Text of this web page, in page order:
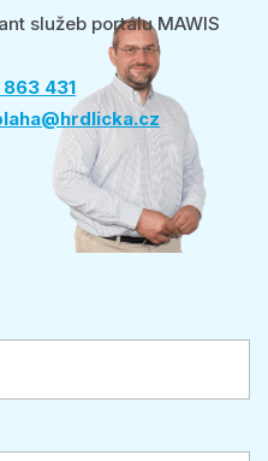
služeb portálu MAWIS
431